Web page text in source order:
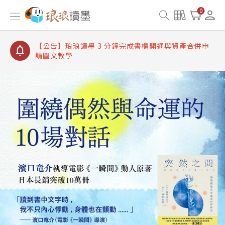
0
【公告】琅琅讀墨書櫃開通常見問題
【公告】琅琅讀墨 3 分鐘完成書櫃開通與資產合併申
【公告】琅琅書店服務升級重要說明及資產合併結果
查詢
【公告】琅琅讀墨數位閱讀資產合併與書櫃開通申請